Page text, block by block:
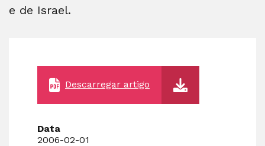
e de Israel.
Descarregar artigo
Data
2006-02-01